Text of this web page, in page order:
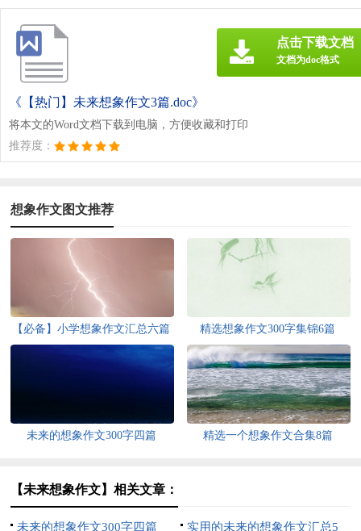
《【热门】未来想象作文3篇.doc》
将本文的Word文档下载到电脑，方便收藏和打印
推荐度：
点击下载文档
文档为doc格式
想象作文图文推荐
【必备】小学想象作文汇总六篇 精选想象作文300字集锦6篇
未来的想象作文300字四篇 精选一个想象作文合集8篇
【未来想象作文】相关文章：
未来的想象作文300字四篇 实用的未来的想象作文汇总5